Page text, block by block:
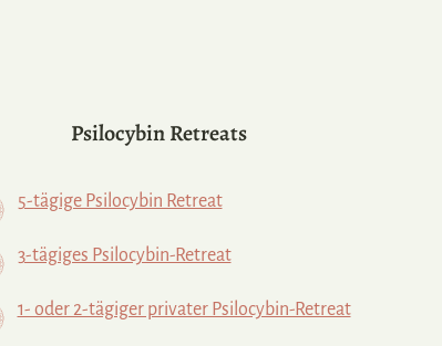
Psilocybin Retreats
5-tägige Psilocybin Retreat
3-tägiges Psilocybin-Retreat
1- oder 2-tägiger privater Psilocybin-Retreat